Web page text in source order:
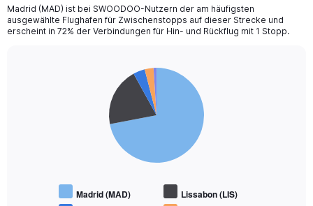
Madrid (MAD) ist bei SWOODOO-Nutzern der am häufigsten
ausgewählte Flughafen für Zwischenstopps auf dieser Strecke und
erscheint in 72% der Verbindungen für Hin- und Rückflug mit 1 Stopp.
Madrid (MAD)
Lissabon (LIS)